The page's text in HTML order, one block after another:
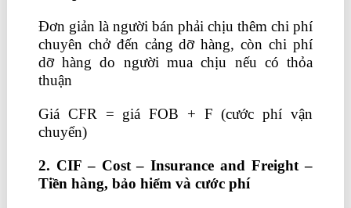
Đơn giản là người bán phải chịu thêm chi phí
chuyên chở đến cảng dỡ hàng, còn chi phí
dỡ hàng do người mua chịu nếu có thỏa
thuận
Giá CFR = giá FOB + F (cước phí vận
chuyển)
2. CIF – Cost – Insurance and Freight –
Tiền hàng, bảo hiểm và cước phí